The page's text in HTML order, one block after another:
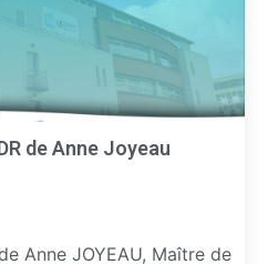
de Anne Joyeau
Anne JOYEAU, Maître de